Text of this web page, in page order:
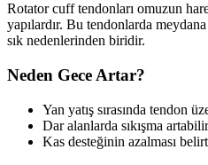
Rotator cuff tendonları omuzun
yapılardır. Bu tendonlarda meydana
sık nedenlerinden biridir.
Neden Gece Artar?
Yan yatış sırasında tendon
Dar alanlarda sıkışma
Kas desteğinin azalması